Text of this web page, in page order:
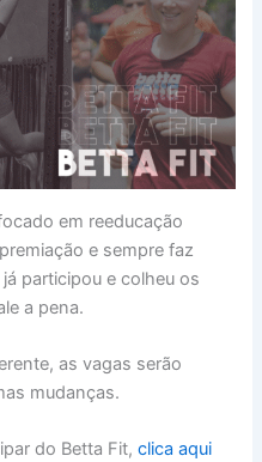
em reeducação
e sempre faz
participou e colheu os
a pena.
as vagas serão
mudanças.
do Betta Fit,clica aqui